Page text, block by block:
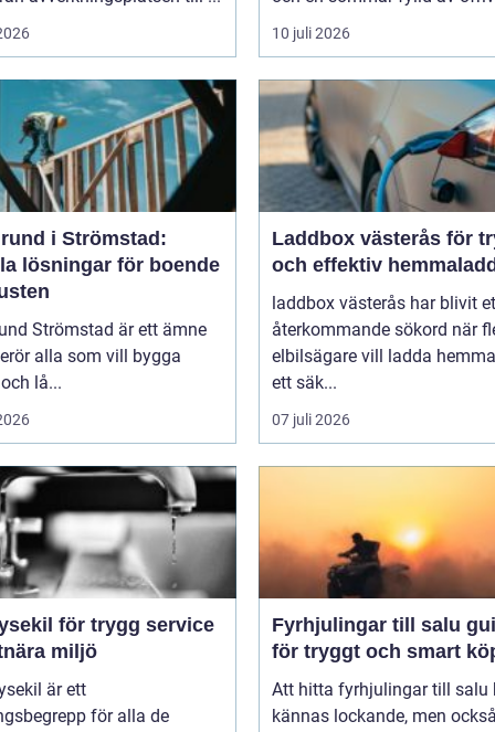
10 juli 2026
i Strömstad:
lösningar för boende
Strömstad är ett ämne
alla som vill bygga
lå...
Laddbox västerås för
och effektiv
laddbox västerås har blivit
återkommande sökord när
elbilsägare vill ladda
ett säk...
07 juli 2026
för trygg service
miljö
är ett
för alla de
Fyrhjulingar till salu guide
för tryggt och smart
Att hitta fyrhjulingar till salu
kännas lockande, men